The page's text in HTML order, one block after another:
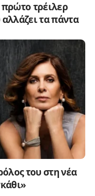
τρέιλερ
τα πάντα
του στη νέα